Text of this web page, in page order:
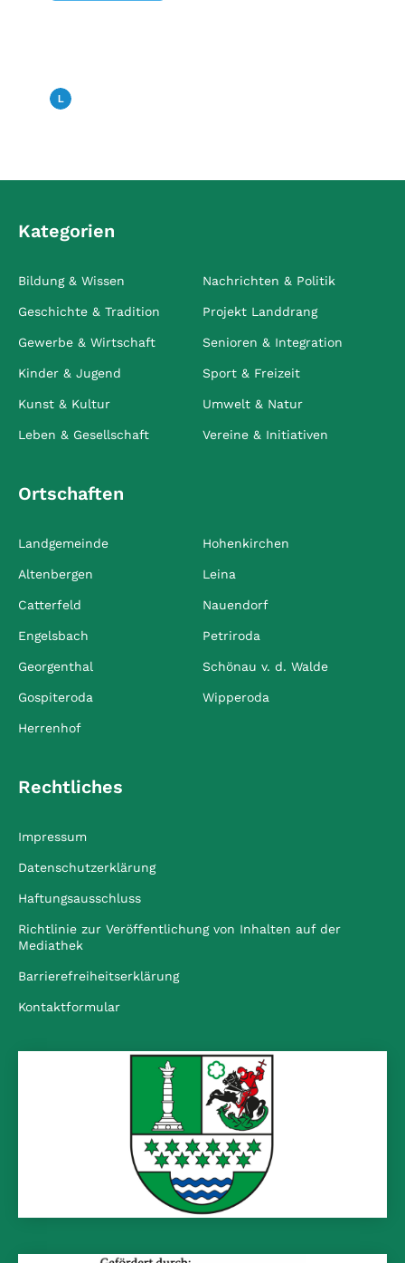
Nationalsozialismus
Kategorien
Bildung & Wissen
Geschichte & Tradition
Gewerbe & Wirtschaft
Kinder & Jugend
Kunst & Kultur
Leben & Gesellschaft
Nachrichten & Politik
Projekt Landdrang
Senioren & Integration
Sport & Freizeit
Umwelt & Natur
Vereine & Initiativen
Ortschaften
Landgemeinde
Altenbergen
Catterfeld
Engelsbach
Georgenthal
Gospiteroda
Herrenhof
Hohenkirchen
Leina
Nauendorf
Petriroda
Schönau v. d. Walde
Wipperoda
Rechtliches
Impressum
Datenschutzerklärung
Haftungsausschluss
Richtlinie zur Veröffentlichung von Inhalten auf der
Mediathek
Barrierefreiheitserklärung
Kontaktformular